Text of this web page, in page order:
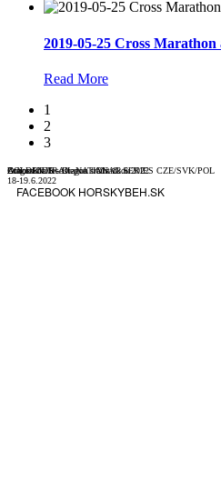
2019-05-25 Cross
Read More
1
2
3
Atrios KIDS - Dragon trails 18.6.2022
Dragon trails
18-19.6.2022
GOLDEN TRAIL NATIONAL SERIES CZE/SVK/POL
Zoborskou lesostepou s Mitickou
FACEBOOK HORSKYBEH.SK